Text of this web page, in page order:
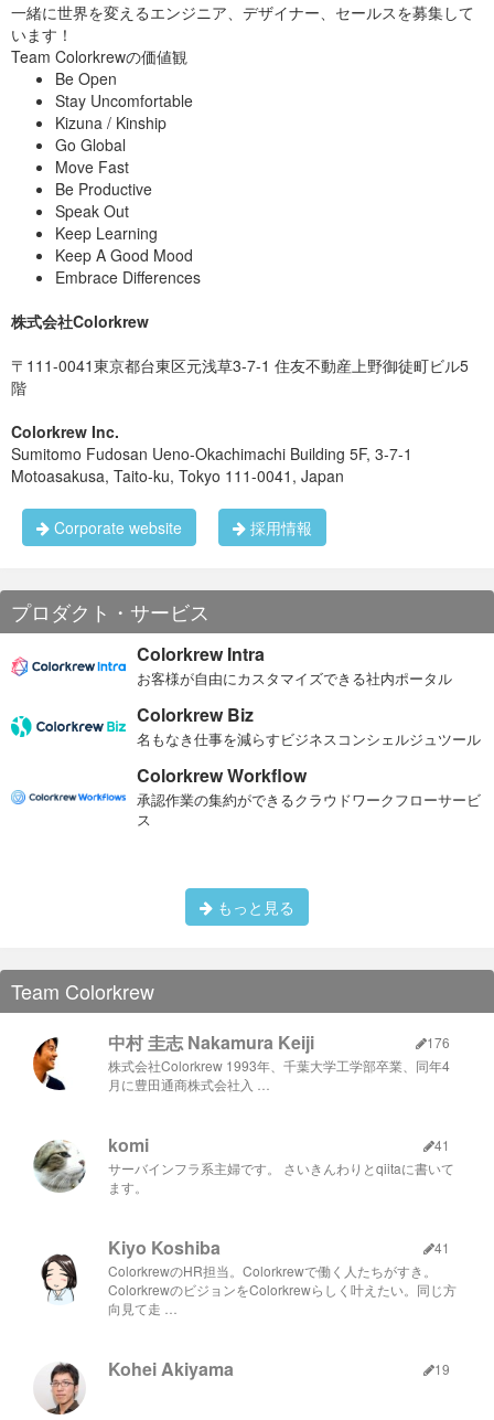
一緒に世界を変えるエンジニア、デザイナー、セールスを募集して
います！
Team Colorkrewの価値観
Be Open
Stay Uncomfortable
Kizuna / Kinship
Go Global
Move Fast
Be Productive
Speak Out
Keep Learning
Keep A Good Mood
Embrace Differences
株式会社Colorkrew
〒111-0041東京都台東区元浅草3-7-1 住友不動産上野御徒町ビル5
階
Colorkrew Inc.
Sumitomo Fudosan Ueno-Okachimachi Building 5F, 3-7-1
Motoasakusa, Taito-ku, Tokyo 111-0041, Japan
Corporate website 採用情報
プロダクト・サービス
Colorkrew Intra
お客様が自由にカスタマイズできる社内ポータル
Colorkrew Biz
名もなき仕事を減らすビジネスコンシェルジュツール
Colorkrew Workflow
承認作業の集約ができるクラウドワークフローサービ
ス
もっと見る
Team Colorkrew
中村 圭志 Nakamura Keiji
176
株式会社Colorkrew 1993年、千葉大学工学部卒業、同年4
月に豊田通商株式会社入 …
komi
41
サーバインフラ系主婦です。 さいきんわりとqiitaに書いて
ます。
Kiyo Koshiba
41
ColorkrewのHR担当。Colorkrewで働く人たちがすき。
ColorkrewのビジョンをColorkrewらしく叶えたい。同じ方
向見て走 …
Kohei Akiyama 19